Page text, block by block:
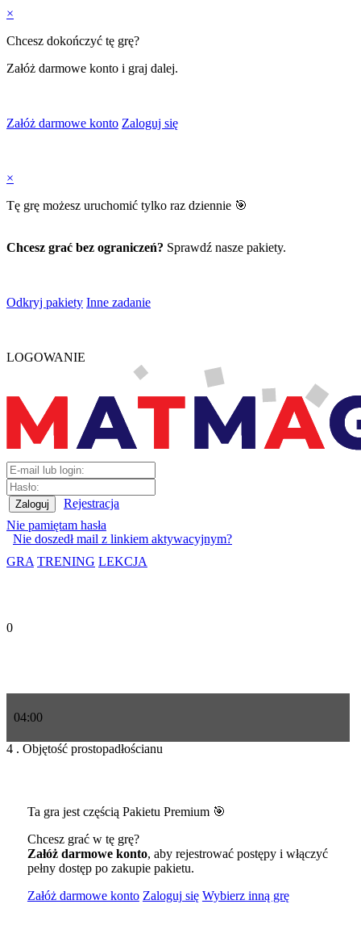
×
Chcesz dokończyć tę grę?
Załóż darmowe konto i graj dalej.
Załóż darmowe konto Zaloguj się
×
Tę grę możesz uruchomić tylko raz dziennie 🎯
Chcesz grać bez ograniczeń? Sprawdź nasze pakiety.
Odkryj pakiety Inne zadanie
LOGOWANIE
Rejestracja
Nie pamiętam hasła
Nie doszedł mail z linkiem aktywacyjnym?
GRA TRENING LEKCJA
0
04:00
4 . Objętość prostopadłościanu
Ta gra jest częścią Pakietu Premium 🎯
Chcesz grać w tę grę?
Załóż darmowe konto, aby rejestrować postępy i włączyć
pełny dostęp po zakupie pakietu.
Załóż darmowe konto Zaloguj się Wybierz inną grę